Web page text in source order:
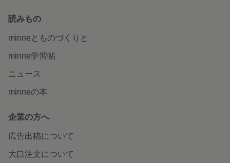
読みもの
minneとものづくりと
minne学習帖
ニュース
minneの本
企業の方へ
広告出稿について
大口注文について